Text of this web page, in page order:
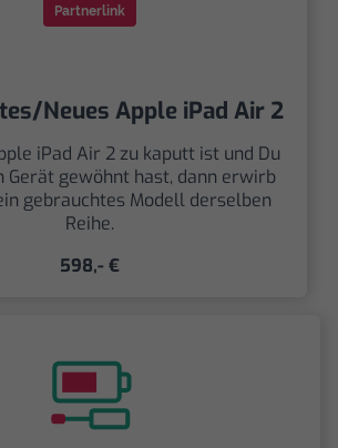
Partnerlink
Neues Apple iPad Air 2
iPad Air 2 zu kaputt ist und Du
Gerät gewöhnt hast, dann erwirb
gebrauchtes Modell derselben
Reihe.
598,- €